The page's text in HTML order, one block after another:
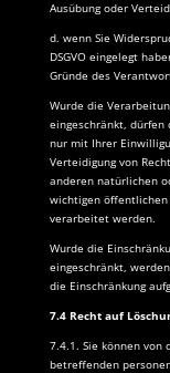
Ausübung oder
d. wenn Sie
DSGVO eingelegt
Gründe des
Wurde die
eingeschränkt, dürfen
nur mit Ihrer
Verteidigung von
anderen natürlichen
wichtigen
verarbeitet werden.
Wurde die
eingeschränkt,
die Einschränkung
7.4 Recht auf
7.4.1. Sie können von
betreffenden